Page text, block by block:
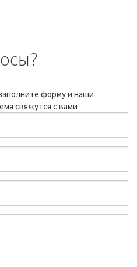
форму и наши
свяжутся с вами